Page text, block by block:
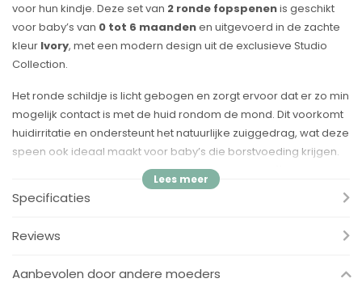
voor hun kindje. Deze set van 2 ronde fopspenenis geschikt
voor baby’s van 0 tot 6 maandenen uitgevoerd in de zachte
kleur Ivory, met een modern design uit de exclusieve Studio
Collection.
Het ronde schildje is licht gebogen en zorgt ervoor dat er zo min
mogelijk contact is met de huid rondom de mond. Dit voorkomt
huidirritatie en ondersteunt het natuurlijke zuiggedrag, wat deze
speen ook ideaal maakt voor baby’s die borstvoeding krijgen.
Het speengedeelte is gemaakt van100% natuurlijk rubber
voelt zacht en comfortabel aan.
✓ Ronde speenvorm – ondersteunt het natuurlijke zuigreflex van
✓ Afbuigend licht schildje – voorkomt irritatie aan de huid rond
Specificaties
Reviews
Aanbevolen door andere moeders